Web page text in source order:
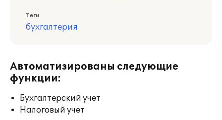
Теги
бухгалтерия
Автоматизированы следующие
функции:
Бухгалтерский учет
Налоговый учет